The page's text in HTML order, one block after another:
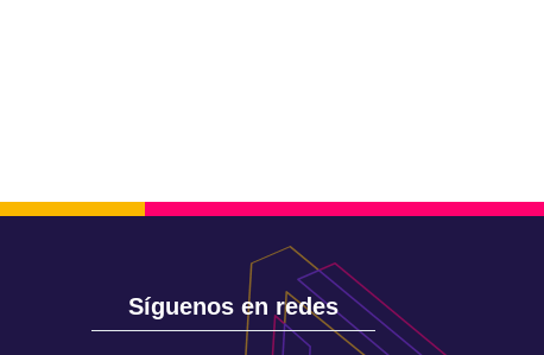
Síguenos en redes